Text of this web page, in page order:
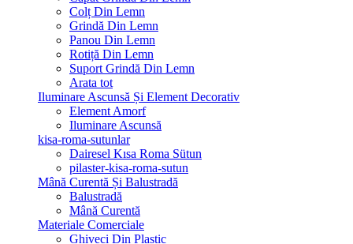
Colț Din Lemn
Grindă Din Lemn
Panou Din Lemn
Rotiță Din Lemn
Suport Grindă Din Lemn
Arata tot
Iluminare Ascunsă Și Element Decorativ
Element Amorf
Iluminare Ascunsă
kisa-roma-sutunlar
Dairesel Kısa Roma Sütun
pilaster-kisa-roma-sutun
Mână Curentă Și Balustradă
Balustradă
Mână Curentă
Materiale Comerciale
Ghiveci Din Plastic